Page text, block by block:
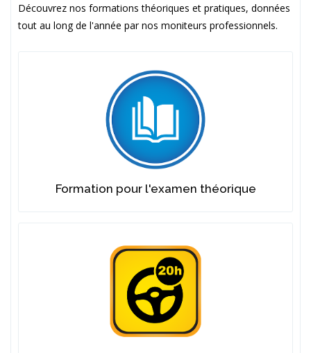
Découvrez nos formations théoriques et pratiques, données
tout au long de l'année par nos moniteurs professionnels.
Formation pour l'examen théorique